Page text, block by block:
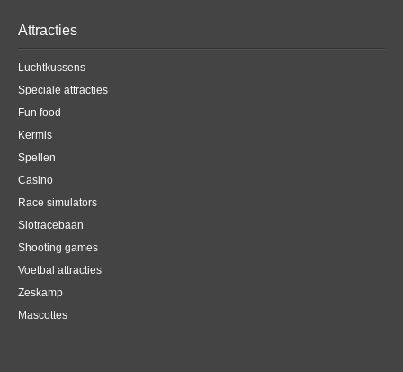
Attracties
Luchtkussens
Speciale attracties
Fun food
Kermis
Spellen
Casino
Race simulators
Slotracebaan
Shooting games
Voetbal attracties
Zeskamp
Mascottes